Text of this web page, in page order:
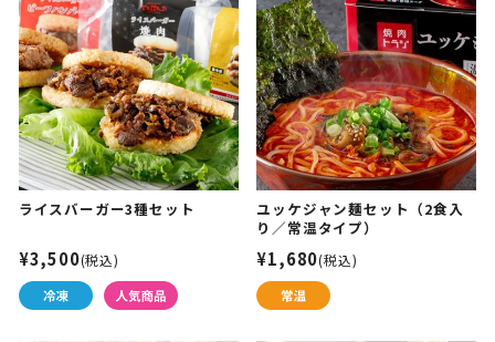
ライスバーガー3種セット
¥3,500(税込)
ユッケジャン麺セット（2食入
り／常温タイプ）
¥1,680(税込)